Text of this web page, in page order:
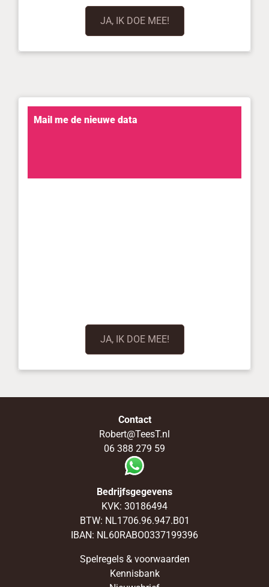
JA, IK DOE MEE!
Mail me de nieuwe data
JA, IK DOE MEE!
Contact
Robert@TeesT.nl
06 388 279 59
Bedrijfsgegevens
KVK: 30186494
BTW: NL1706.96.947.B01
IBAN: NL60RABO0337199396
Spelregels & voorwaarden
Kennisbank